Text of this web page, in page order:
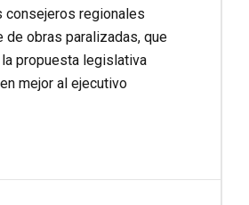
consejeros regionales
obras paralizadas, que
propuesta legislativa
mejor al ejecutivo